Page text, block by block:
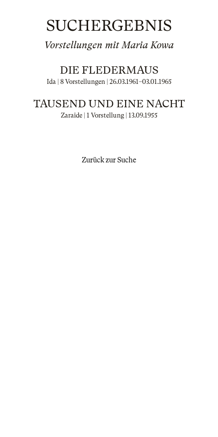
SUCHERGEBNIS
Vorstellungen mit Maria Kowa
DIE FLEDERMAUS
Ida | 8 Vorstellungen | 26.03.1961–03.01.1965
TAUSEND UND EINE NACHT
Zaraide | 1 Vorstellung | 13.09.1955
Zurück zur Suche